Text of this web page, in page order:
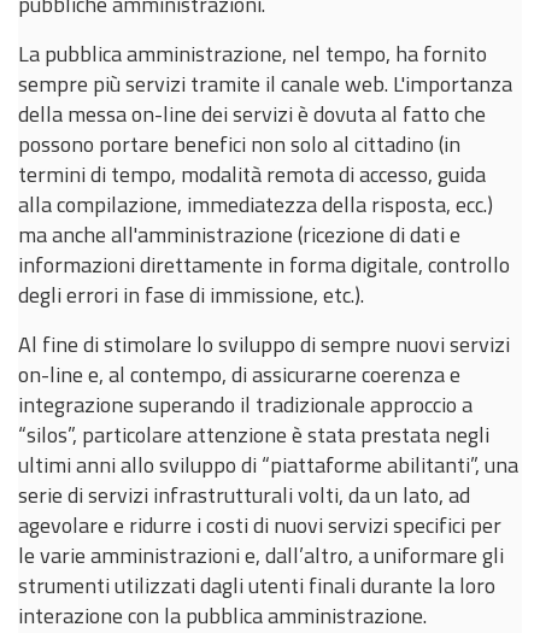
La pubblica amministrazione, nel tempo, ha fornito
sempre più servizi tramite il canale web. L'importanza
della messa on-line dei servizi è dovuta al fatto che
possono portare benefici non solo al cittadino (in
termini di tempo, modalità remota di accesso, guida
alla compilazione, immediatezza della risposta, ecc.)
ma anche all'amministrazione (ricezione di dati e
informazioni direttamente in forma digitale, controllo
degli errori in fase di immissione, etc.).
Al fine di stimolare lo sviluppo di sempre nuovi servizi
on-line e, al contempo, di assicurarne coerenza e
integrazione superando il tradizionale approccio a
“silos”, particolare attenzione è stata prestata negli
ultimi anni allo sviluppo di “piattaforme abilitanti”, una
serie di servizi infrastrutturali volti, da un lato, ad
agevolare e ridurre i costi di nuovi servizi specifici per
le varie amministrazioni e, dall’altro, a uniformare gli
strumenti utilizzati dagli utenti finali durante la loro
interazione con la pubblica amministrazione.